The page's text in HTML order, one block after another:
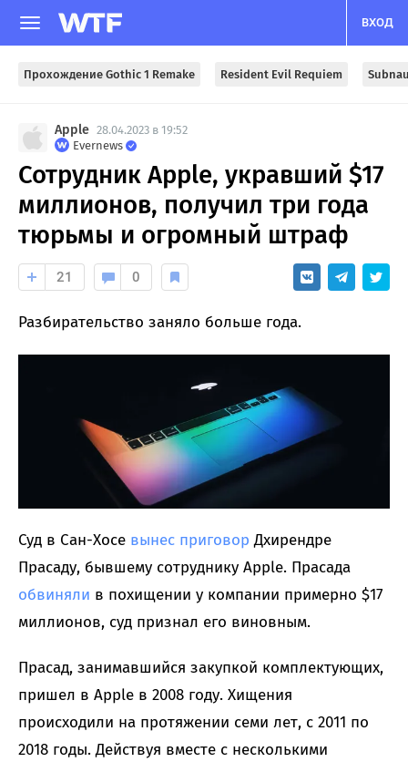
ВХОД
Прохождение Gothic 1 Remake Resident Evil Requiem
Apple 28.04.2023 в 19:52
Evernews
Сотрудник Apple, укравший $17
миллионов, получил три года
тюрьмы и огромный штраф
21 0
Разбирательство заняло больше года.
Суд в Сан-Хосе вынес приговор Дхирендре
Прасаду, бывшему сотруднику Apple. Прасада
обвиняли в похищении у компании примерно $17
миллионов, суд признал его виновным.
Прасад, занимавшийся закупкой комплектующих,
пришел в Apple в 2008 году. Хищения
происходили на протяжении семи лет, с 2011 по
2018 годы. Действуя вместе с несколькими